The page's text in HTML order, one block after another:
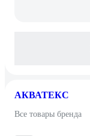
АКВАТЕКС
Все товары бренда